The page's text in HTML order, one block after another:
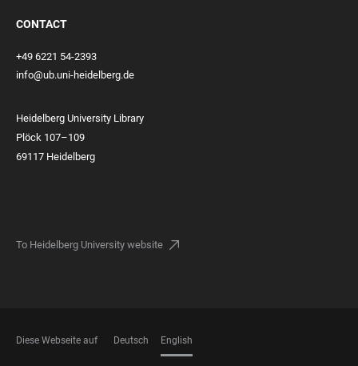
CONTACT
+49 6221 54-2393
info@ub.uni-heidelberg.de
Heidelberg University Library
Plöck 107–109
69117 Heidelberg
To Heidelberg University website
Diese Webseite auf Deutsch English